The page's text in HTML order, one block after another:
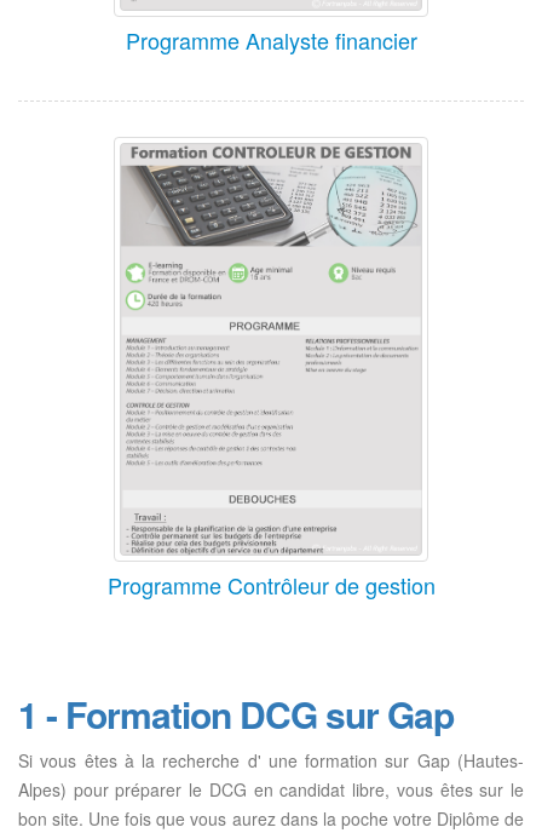
Programme Analyste financier
Programme Contrôleur de gestion
1 - Formation DCG sur Gap
Si vous êtes à la recherche d' une formation sur Gap (Hautes-
Alpes) pour préparer le DCG en candidat libre, vous êtes sur le
bon site. Une fois que vous aurez dans la poche votre Diplôme de